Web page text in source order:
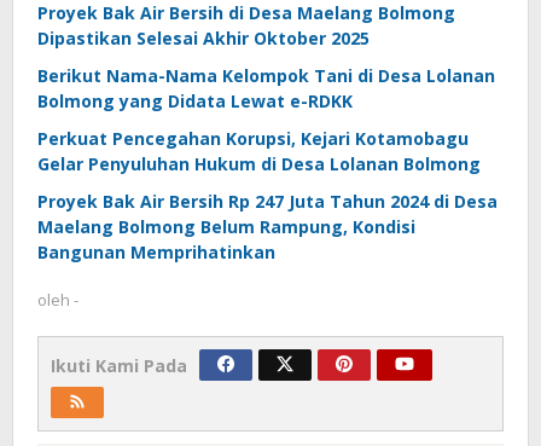
Proyek Bak Air Bersih di Desa Maelang Bolmong
Dipastikan Selesai Akhir Oktober 2025
Berikut Nama-Nama Kelompok Tani di Desa Lolanan
Bolmong yang Didata Lewat e-RDKK
Perkuat Pencegahan Korupsi, Kejari Kotamobagu
Gelar Penyuluhan Hukum di Desa Lolanan Bolmong
Proyek Bak Air Bersih Rp 247 Juta Tahun 2024 di Desa
Maelang Bolmong Belum Rampung, Kondisi
Bangunan Memprihatinkan
oleh -
Ikuti Kami Pada